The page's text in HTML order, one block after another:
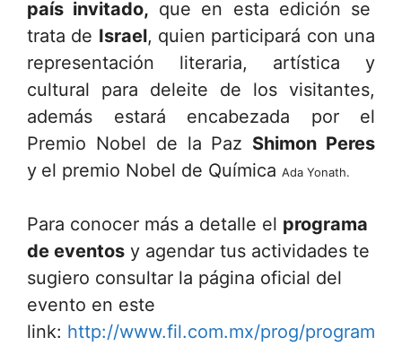
país invitado, que en esta edición se
trata de Israel, quien participará con una
representación literaria, artística y
cultural para deleite de los visitantes,
además estará encabezada por el
Premio Nobel de la Paz Shimon Peres
y el premio Nobel de Química Ada Yonath.
Para conocer más a detalle el programa
de eventos y agendar tus actividades te
sugiero consultar la página oficial del
evento en este
link: http://www.fil.com.mx/prog/program